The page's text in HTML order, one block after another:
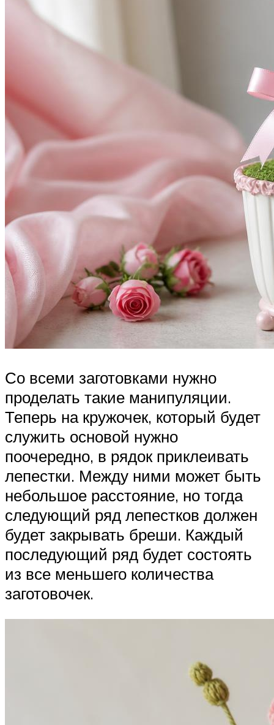
Со всеми заготовками нужно
проделать такие манипуляции.
Теперь на кружочек, который будет
служить основой нужно
поочередно, в рядок приклеивать
лепестки. Между ними может быть
небольшое расстояние, но тогда
следующий ряд лепестков должен
будет закрывать бреши. Каждый
последующий ряд будет состоять
из все меньшего количества
заготовочек.